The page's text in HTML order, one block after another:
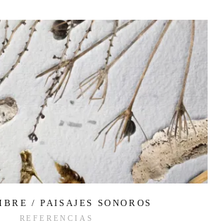
/ PAISAJES SONOROS
REFERENCIAS